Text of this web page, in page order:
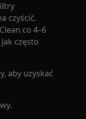
czyścić.
co 4–6
często
aby uzyskać